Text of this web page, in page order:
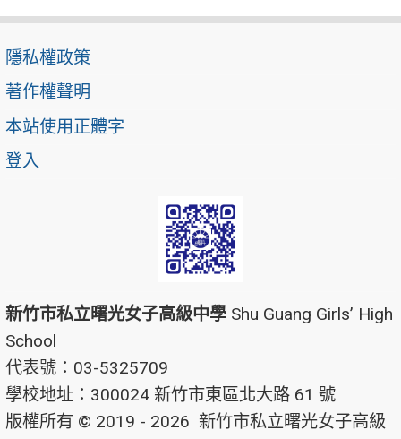
隱私權政策
著作權聲明
本站使用正體字
登入
新竹市私立曙光女子高級中學 Shu Guang Girls’ High
School
代表號：03-5325709
學校地址：300024 新竹市東區北大路 61 號
版權所有 © 2019 - 2026 新竹市私立曙光女子高級